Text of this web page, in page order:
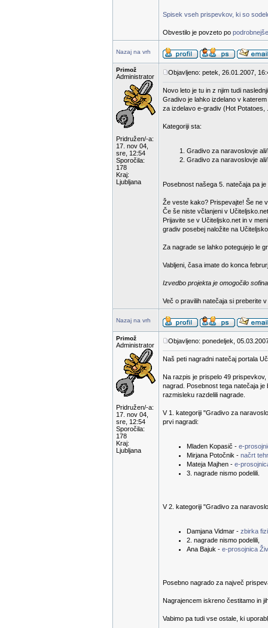
Spisek vseh prispevkov, ki so
Obvestilo je povzeto po
Nazaj na vrh
Primož
Administrator
Pridružen/-a:
17. nov 04,
sre, 12:54
Sporočila:
178
Kraj:
Ljubljana
Objavljeno: petek, 26.01.2007,
Novo leto je tu in z njim tudi
Gradivo je lahko izdelano v
za izdelavo e-gradiv (Hot Potatoes,
Kategoriji sta:
Gradivo za naravoslovje
Gradivo za naravoslovje
Posebnost našega 5. natečaja pa
Že veste kako? Prispevajte! Še ne
Če še niste včlanjeni v
Prijavite se v Učiteljsko.net in v
gradiv posebej naložite na
Za nagrade se lahko potegujejo le
Vabljeni, časa imate do konca
Izvedbo projekta je omogočilo
Več o pravilih natečaja si preberite v
Nazaj na vrh
Primož
Administrator
Pridružen/-a:
17. nov 04,
sre, 12:54
Sporočila:
178
Kraj:
Ljubljana
Objavljeno: ponedeljek,
Naš peti nagradni natečaj portala
Na razpis je prispelo 49
nagrad. Posebnost tega natečaja
razmisleku razdelili nagrade.
V 1. kategoriji "Gradivo za
prvi nagradi:
Mladen Kopasič - e-
Mirjana Potočnik - načrt
Mateja Majhen - e-
3. nagrade nismo podelili.
V 2. kategoriji "Gradivo za
Damjana Vidmar - zbirka
2. nagrade nismo podelili,
Ana Bajuk - e-prosojnica
Posebno nagrado za največ
Nagrajencem iskreno čestitamo in
Vabimo pa tudi vse ostale, ki